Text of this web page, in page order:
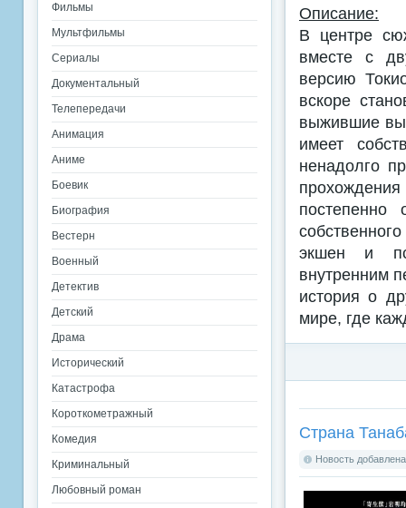
Описание:
В центре
вместе с
версию
вскоре
выжившие
имеет
ненадолго
постепенно
экшен и
внутренним
история о
мире, где
Страна
Новость
Фильмы
Мультфильмы
Сериалы
Документальный
Телепередачи
Анимация
Аниме
Боевик
Биография
Вестерн
Военный
Детектив
Детский
Драма
Исторический
Катастрофа
Короткометражный
Комедия
Криминальный
Любовный роман